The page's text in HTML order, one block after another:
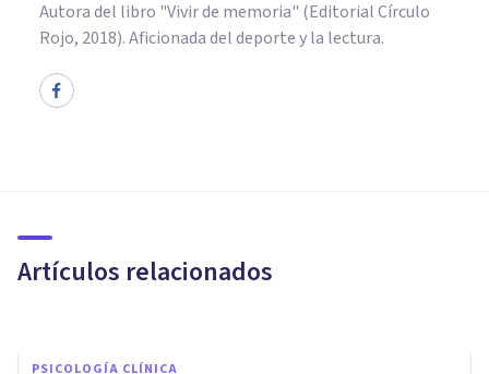
Autora del libro "Vivir de memoria" (Editorial Círculo
Rojo, 2018). Aficionada del deporte y la lectura.
Artículos relacionados
¿cómo funcionan?
PSICOLOGÍA CLÍNICA